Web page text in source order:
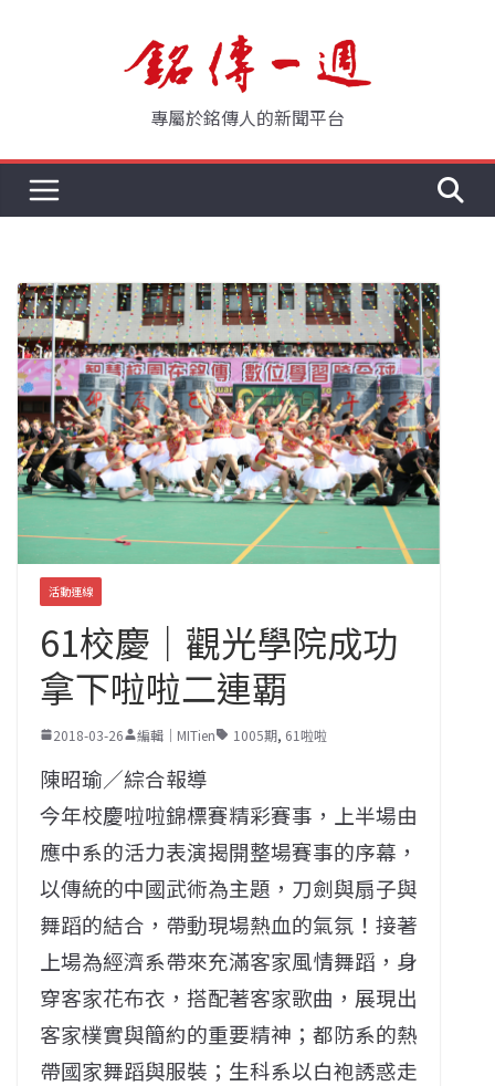
專屬於銘傳人的新聞平台
活動連線
61校慶｜觀光學院成功
拿下啦啦二連覇
2018-03-26 編輯｜MITien 1005期, 61啦啦
陳昭瑜／綜合報導
今年校慶啦啦錦標賽精彩賽事，上半場由
應中系的活力表演揭開整場賽事的序幕，
以傳統的中國武術為主題，刀劍與扇子與
舞蹈的結合，帶動現場熱血的氣氛！接著
上場為經濟系帶來充滿客家風情舞蹈，身
穿客家花布衣，搭配著客家歌曲，展現出
客家樸實與簡約的重要精神；都防系的熱
帶國家舞蹈與服裝；生科系以白袍誘惑走